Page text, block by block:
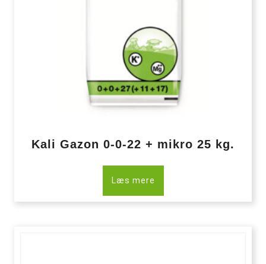
Kali Gazon 0-0-22 + mikro 25 kg.
Læs mere